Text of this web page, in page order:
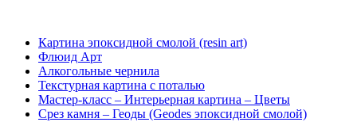
Картина эпоксидной смолой (resin art)
Флюид Арт
Алкогольные чернила
Текстурная картина с поталью
Мастер-класс – Интерьерная картина – Цветы
Срез камня – Геоды (Geodes эпоксидной смолой)